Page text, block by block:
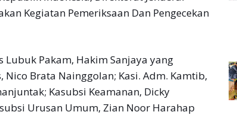
Kegiatan Pemeriksaan Dan Pengecekan
Pakam, Hakim Sanjaya yang
Brata Nainggolan; Kasi. Adm. Kamtib,
Kasubsi Keamanan, Dicky
Urusan Umum, Zian Noor Harahap